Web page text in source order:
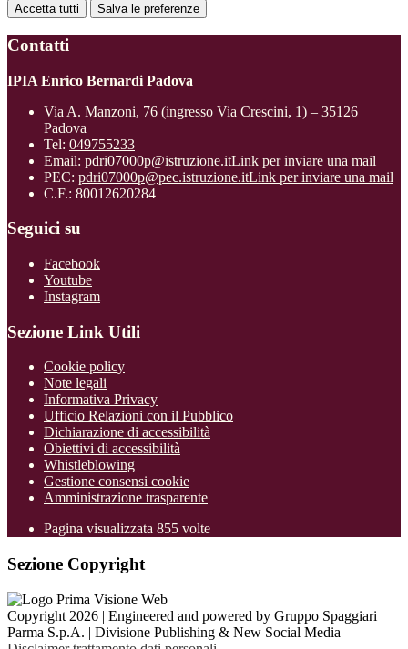
Accetta tutti Salva le preferenze
Contatti
IPIA Enrico Bernardi Padova
Via A. Manzoni, 76 (ingresso Via Crescini, 1) – 35126
Padova
Tel: 049755233
Email: pdri07000p@istruzione.itLink per inviare una mail
PEC: pdri07000p@pec.istruzione.itLink per inviare una mail
C.F.: 80012620284
Seguici su
Facebook
Youtube
Instagram
Sezione Link Utili
Cookie policy
Note legali
Informativa Privacy
Ufficio Relazioni con il Pubblico
Dichiarazione di accessibilità
Obiettivi di accessibilità
Whistleblowing
Gestione consensi cookie
Amministrazione trasparente
Pagina visualizzata 855 volte
Sezione Copyright
Copyright 2026 | Engineered and powered by Gruppo Spaggiari
Parma S.p.A. | Divisione Publishing & New Social Media